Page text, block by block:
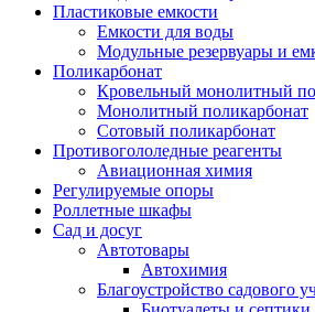
Пластиковые емкости
Емкости для воды
Модульные резервуары и
Поликарбонат
Кровельный монолитный
Монолитный поликарбонат
Сотовый поликарбонат
Противогололедные реагенты
Авиационная химия
Регулируемые опоры
Роллетные шкафы
Сад и досуг
Автотовары
Автохимия
Благоустройство садового